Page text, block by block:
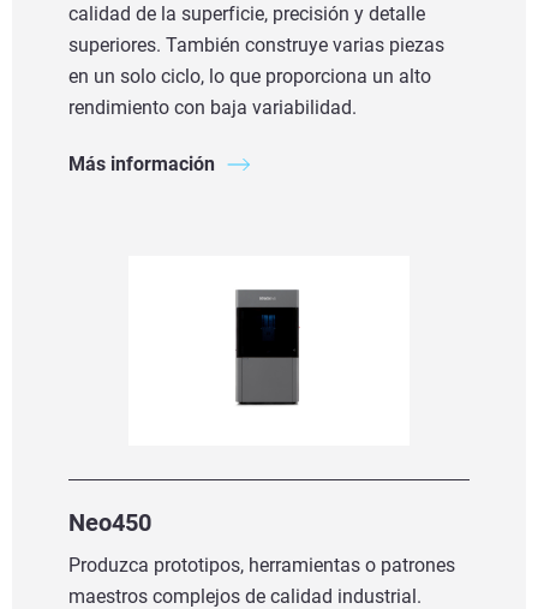
calidad de la superficie, precisión y detalle
superiores. También construye varias piezas
en un solo ciclo, lo que proporciona un alto
rendimiento con baja variabilidad.
Más información
Neo450
Produzca prototipos, herramientas o patrones
maestros complejos de calidad industrial.